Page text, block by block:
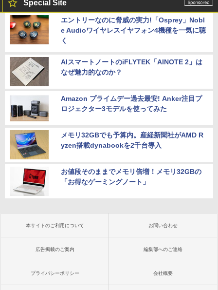
Special Site
エントリーなのに脅威の実力!「Osprey」Nobl
e Audioワイヤレスイヤフォン4機種を一気に聴
く
AIスマートノートのiFLYTEK「AINOTE 2」は
なぜ魅力的なのか？
Amazon プライムデー過去最安! Anker注目プ
ロジェクター3モデルを使ってみた
メモリ32GBでも予算内。産経新聞社がAMD R
yzen搭載dynabookを2千台導入
お値段そのままでメモリ倍増！メモリ32GBの
「お得なゲーミングノート」
本サイトのご利用について お問い合わせ
広告掲載のご案内 編集部へのご連絡
プライバシーポリシー 会社概要